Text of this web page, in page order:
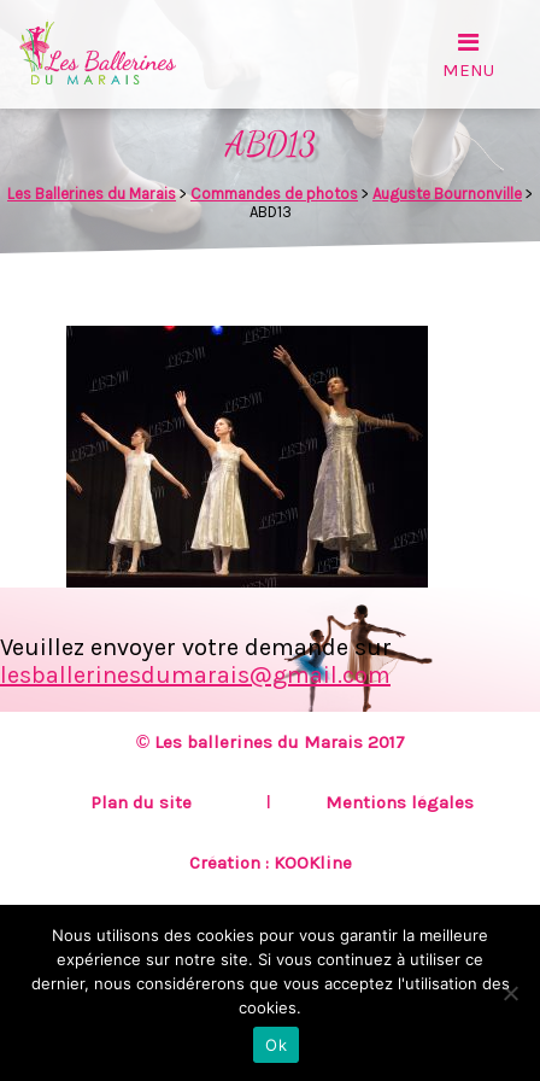
ABD13
Les Ballerines du Marais>Commandes de photos > Auguste Bournonville >
ABD13
Veuillez envoyer votre demande sur
lesballerinesdumarais@gmail.com
© Les ballerines du Marais 2017
Plan du site Mentions légales
Création : KOOKline
Nous utilisons des cookies pour vous garantir la meilleure
expérience sur notre site. Si vous continuez à utiliser ce
dernier, nous considérerons que vous acceptez l'utilisation des
cookies.
Ok